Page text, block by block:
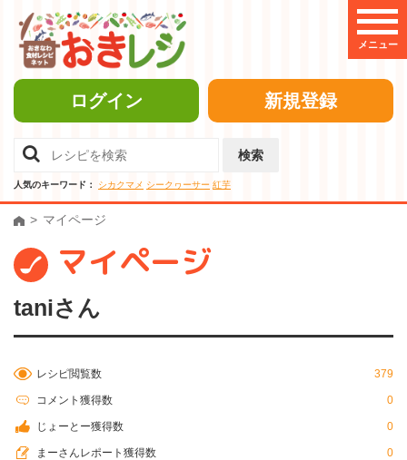
メニュー
ログイン 新規登録
検索
人気のキーワード： シカクマメ シークヮーサー 紅芋
マイページ
マイページ
taniさん
レシピ閲覧数 379
コメント獲得数 0
じょーとー獲得数 0
まーさんレポート獲得数 0